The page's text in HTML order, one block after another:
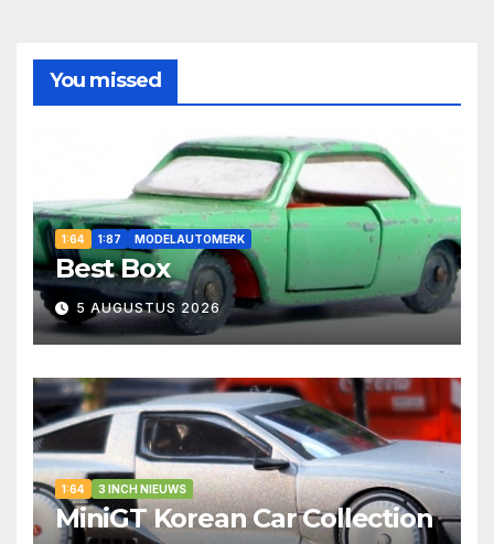
You missed
1:64 1:87 MODELAUTOMERK
Best Box
5 AUGUSTUS 2026
1:64 3 INCH NIEUWS
MiniGT Korean Car Collection